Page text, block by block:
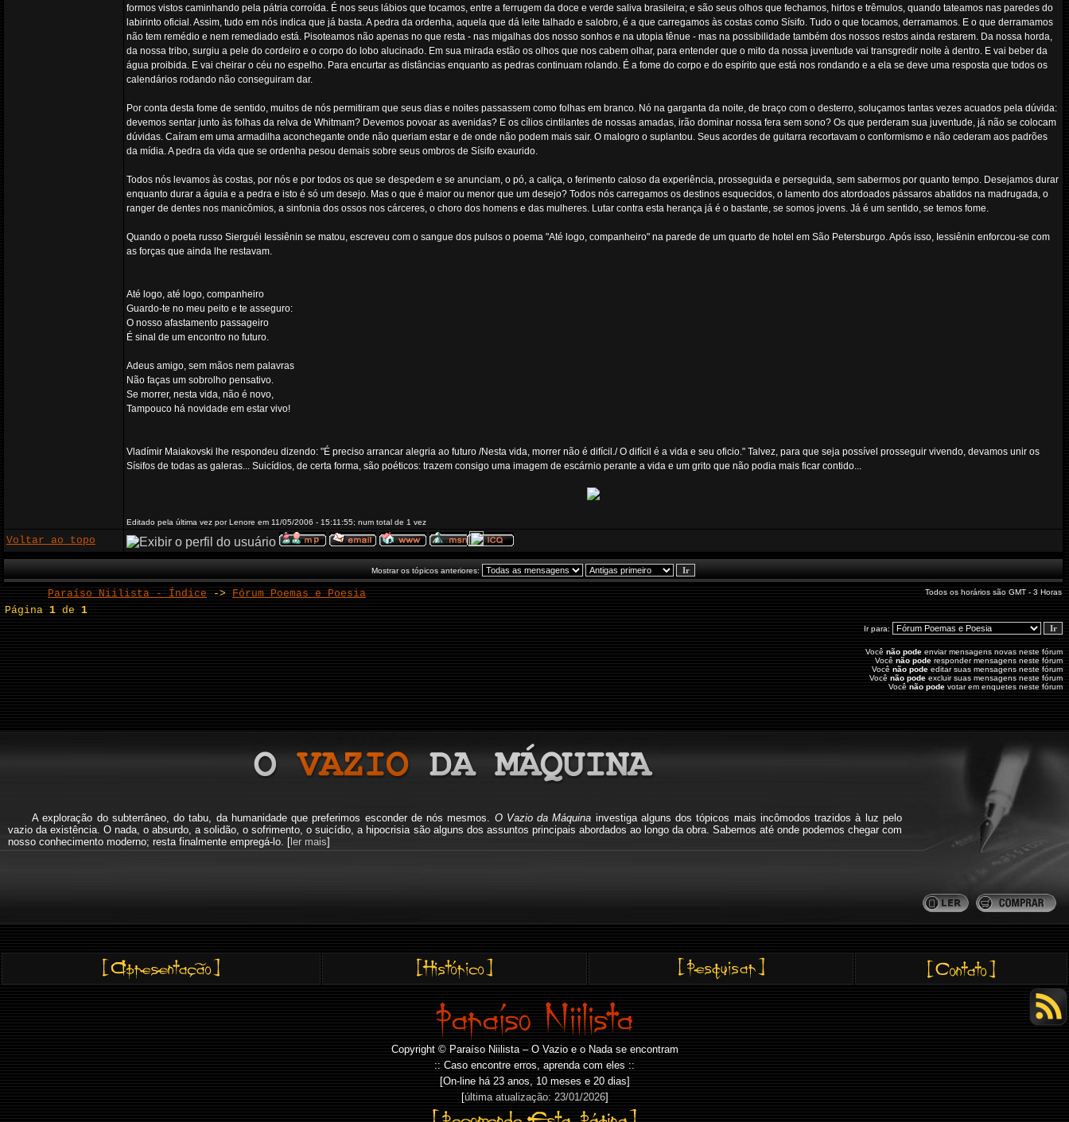
formos vistos caminhando pela pátria corroída. É nos seus lábios que tocamos, entre a ferrugem da doce e verde saliva brasileira; e são seus olhos que fechamos, hirtos e trêmulos, quando tateamos nas paredes do
labirinto oficial. Assim, tudo em nós indica que já basta. A pedra da ordenha, aquela que dá leite talhado e salobro, é a que carregamos às costas como Sísifo. Tudo o que tocamos, derramamos. E o que derramamos
não tem remédio e nem remediado está. Pisoteamos não apenas no que resta - nas migalhas dos nosso sonhos e na utopia tênue - mas na possibilidade também dos nossos restos ainda restarem. Da nossa horda,
da nossa tribo, surgiu a pele do cordeiro e o corpo do lobo alucinado. Em sua mirada estão os olhos que nos cabem olhar, para entender que o mito da nossa juventude vai transgredir noite à dentro. E vai beber da
água proibida. E vai cheirar o céu no espelho. Para encurtar as distâncias enquanto as pedras continuam rolando. É a fome do corpo e do espírito que está nos rondando e a ela se deve uma resposta que todos os
calendários rodando não conseguiram dar.
Por conta desta fome de sentido, muitos de nós permitiram que seus dias e noites passassem como folhas em branco. Nó na garganta da noite, de braço com o desterro, soluçamos tantas vezes acuados pela dúvida:
devemos sentar junto às folhas da relva de Whitmam? Devemos povoar as avenidas? E os cílios cintilantes de nossas amadas, irão dominar nossa fera sem sono? Os que perderam sua juventude, já não se colocam
dúvidas. Caíram em uma armadilha aconchegante onde não queriam estar e de onde não podem mais sair. O malogro o suplantou. Seus acordes de guitarra recortavam o conformismo e não cederam aos padrões
da mídia. A pedra da vida que se ordenha pesou demais sobre seus ombros de Sísifo exaurido.
Todos nós levamos às costas, por nós e por todos os que se despedem e se anunciam, o pó, a caliça, o ferimento caloso da experiência, prosseguida e perseguida, sem sabermos por quanto tempo. Desejamos durar
enquanto durar a águia e a pedra e isto é só um desejo. Mas o que é maior ou menor que um desejo? Todos nós carregamos os destinos esquecidos, o lamento dos atordoados pássaros abatidos na madrugada, o
ranger de dentes nos manicômios, a sinfonia dos ossos nos cárceres, o choro dos homens e das mulheres. Lutar contra esta herança já é o bastante, se somos jovens. Já é um sentido, se temos fome.
Quando o poeta russo Sierguéi Iessiênin se matou, escreveu com o sangue dos pulsos o poema "Até logo, companheiro" na parede de um quarto de hotel em São Petersburgo. Após isso, Iessiênin enforcou-se com
as forças que ainda lhe restavam.
Até logo, até logo, companheiro
Guardo-te no meu peito e te asseguro:
O nosso afastamento passageiro
É sinal de um encontro no futuro.
Adeus amigo, sem mãos nem palavras
Não faças um sobrolho pensativo.
Se morrer, nesta vida, não é novo,
Tampouco há novidade em estar vivo!
Vladímir Maiakovski lhe respondeu dizendo: "É preciso arrancar alegria ao futuro /Nesta vida, morrer não é difícil./ O difícil é a vida e seu oficio." Talvez, para que seja possível prosseguir vivendo, devamos unir os
Sísifos de todas as galeras... Suicídios, de certa forma, são poéticos: trazem consigo uma imagem de escárnio perante a vida e um grito que não podia mais ficar contido...
Editado pela última vez por Lenore em 11/05/2006 - 15:11:55; num total de 1 vez
Voltar ao topo
Mostrar os tópicos anteriores:
Paraíso Niilista - Índice -> Fórum Poemas e Poesia Todos os horários são GMT - 3 Horas
Página1 de1
Ir para:
Vocênão pode enviar mensagens novas neste fórum
Vocênão pode responder mensagens neste fórum
Vocênão pode editar suas mensagens neste fórum
Vocênão pode excluir suas mensagens neste fórum
Vocênão pode votar em enquetes neste fórum
A exploração do subterrâneo, do tabu, da humanidade que preferimos esconder de nós mesmos. O Vazio da Máquina investiga alguns dos tópicos mais incômodos trazidos à luz pelo
vazio da existência. O nada, o absurdo, a solidão, o sofrimento, o suicídio, a hipocrisia são alguns dos assuntos principais abordados ao longo da obra. Sabemos até onde podemos chegar com
nosso conhecimento moderno; resta finalmente empregá-lo. [ler mais]
Copyright © Paraíso Niilista – O Vazio e o Nada se encontram
:: Caso encontre erros, aprenda com eles ::
[On-line há 23 anos, 10 meses e 20 dias]
[última atualização: 23/01/2026]